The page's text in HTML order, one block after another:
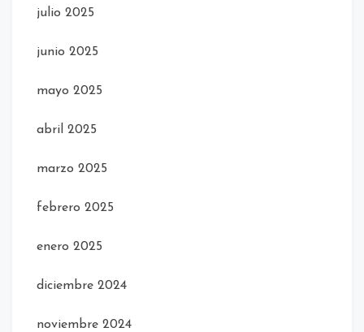
julio 2025
junio 2025
mayo 2025
abril 2025
marzo 2025
febrero 2025
enero 2025
diciembre 2024
noviembre 2024